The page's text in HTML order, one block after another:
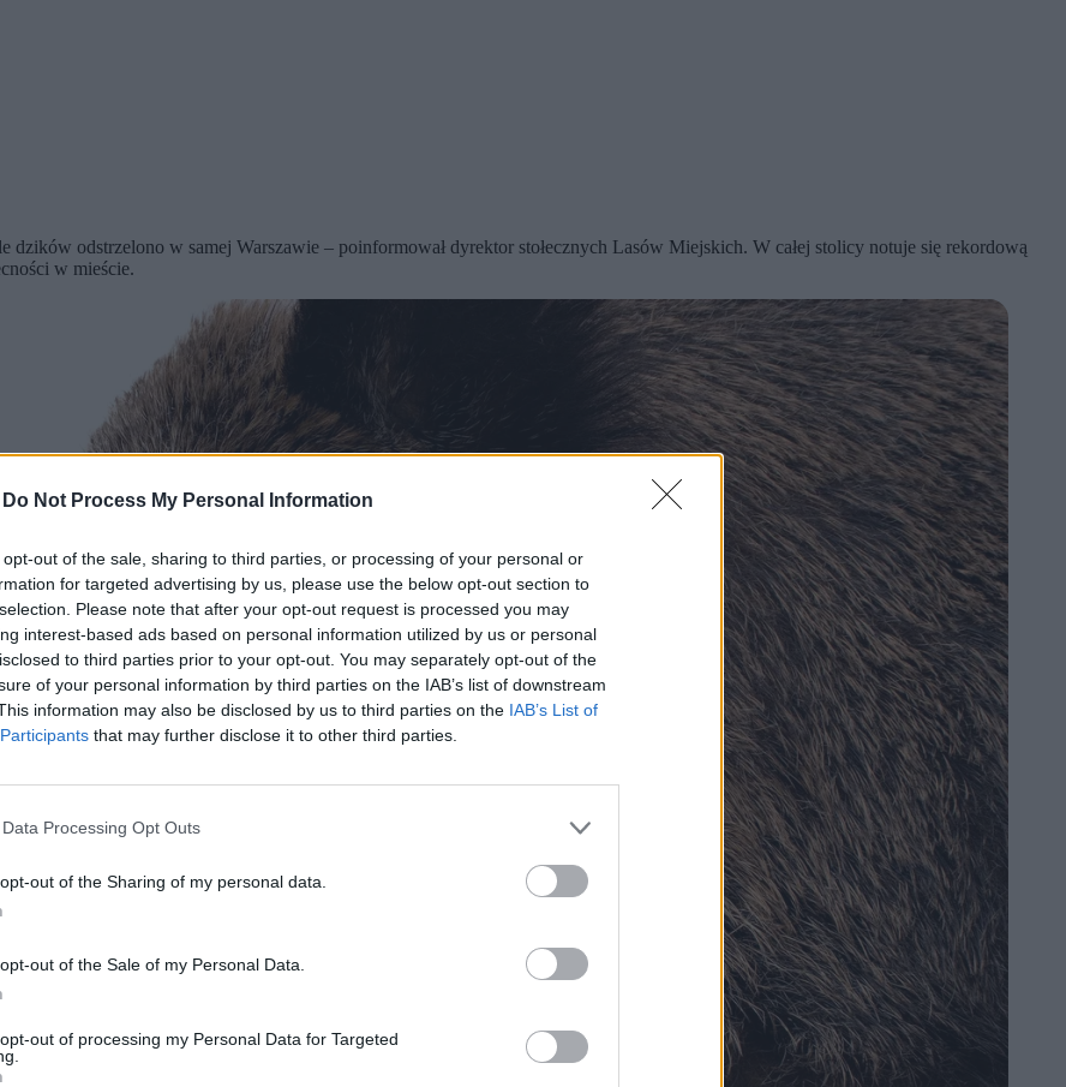
Do Not Process My Personal Information
opt-out of the sale, sharing to third parties, or processing of your personal or
for targeted advertising by us, please use the below opt-out section to
Please note that after your opt-out request is processed you may
interest-based ads based on personal information utilized by us or personal
to third parties prior to your opt-out. You may separately opt-out of the
of your personal information by third parties on the IAB’s list of downstream
information may also be disclosed by us to third parties on the IAB’s List of
that may further disclose it to other third parties.
Processing Opt Outs
out of the Sharing of my personal data.
out of the Sale of my Personal Data.
out of processing my Personal Data for Targeted
dzików odstrzelono w samej Warszawie – poinformował dyrektor stołecznych Lasów Miejskich. W całej stolicy notuje się rekordową
w mieście.